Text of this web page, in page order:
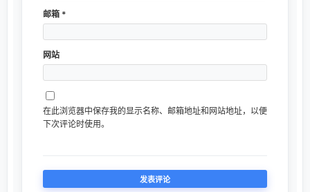
邮箱 *
网站
在此浏览器中保存我的显示名称、邮箱地址和网站地址，以便
下次评论时使用。